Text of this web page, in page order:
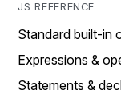
JS REFERENCE
Standard built-in
Expressions &
Statements &